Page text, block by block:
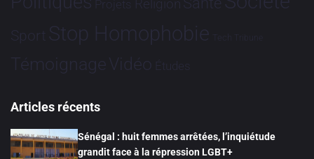
Projets Religion
Sport Stop Homophobie Tech Tribune
TémoignageVidéo Études
Articles récents
Sénégal : huit femmes arrêtées, l’inquiétude
grandit face à la répression LGBT+